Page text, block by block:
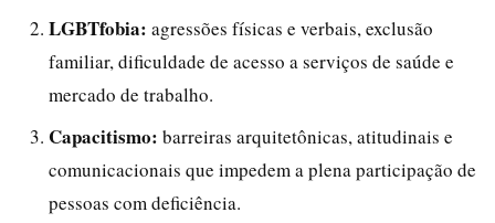
LGBTfobia: agressões físicas e verbais, exclusão
familiar, dificuldade de acesso a serviços de saúde e
mercado de trabalho.
Capacitismo: barreiras arquitetônicas, atitudinais e
comunicacionais que impedem a plena participação de
pessoas com deficiência.